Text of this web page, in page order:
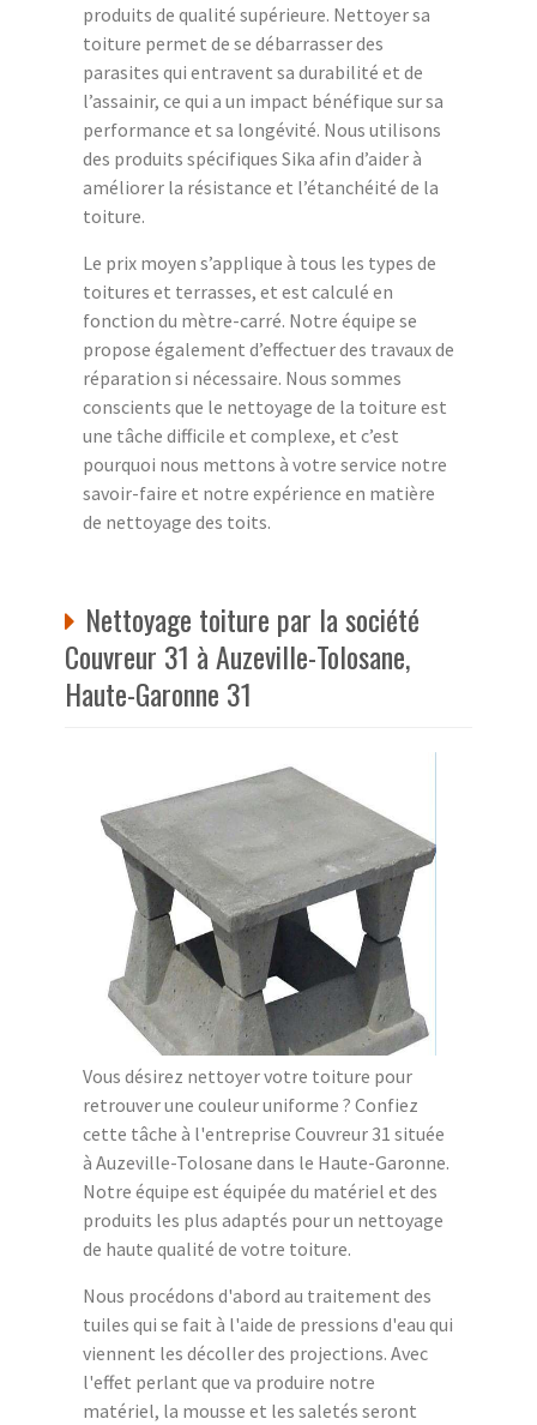
produits de qualité supérieure. Nettoyer sa
toiture permet de se débarrasser des
parasites qui entravent sa durabilité et de
l’assainir, ce qui a un impact bénéfique sur sa
performance et sa longévité. Nous utilisons
des produits spécifiques Sika afin d’aider à
améliorer la résistance et l’étanchéité de la
toiture.
Le prix moyen s’applique à tous les types de
toitures et terrasses, et est calculé en
fonction du mètre-carré. Notre équipe se
propose également d’effectuer des travaux de
réparation si nécessaire. Nous sommes
conscients que le nettoyage de la toiture est
une tâche difficile et complexe, et c’est
pourquoi nous mettons à votre service notre
savoir-faire et notre expérience en matière
de nettoyage des toits.
Nettoyage toiture par la société
Couvreur 31 à Auzeville-Tolosane,
Haute-Garonne 31
Vous désirez nettoyer votre toiture pour
retrouver une couleur uniforme ? Confiez
cette tâche à l'entreprise Couvreur 31 située
à Auzeville-Tolosane dans le Haute-Garonne.
Notre équipe est équipée du matériel et des
produits les plus adaptés pour un nettoyage
de haute qualité de votre toiture.
Nous procédons d'abord au traitement des
tuiles qui se fait à l'aide de pressions d'eau qui
viennent les décoller des projections. Avec
l'effet perlant que va produire notre
matériel, la mousse et les saletés seront